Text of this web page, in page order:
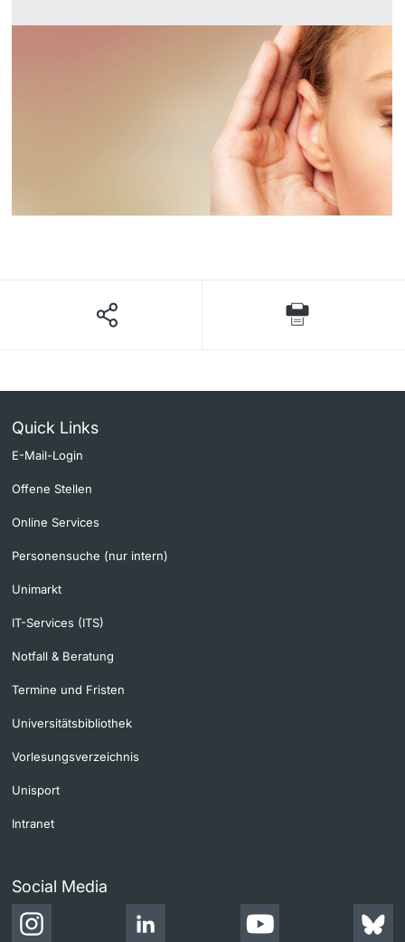
Quick Links
E-Mail-Login
Offene Stellen
Online Services
Personensuche (nur intern)
Unimarkt
IT-Services (ITS)
Notfall & Beratung
Termine und Fristen
Universitätsbibliothek
Vorlesungsverzeichnis
Unisport
Intranet
Social Media